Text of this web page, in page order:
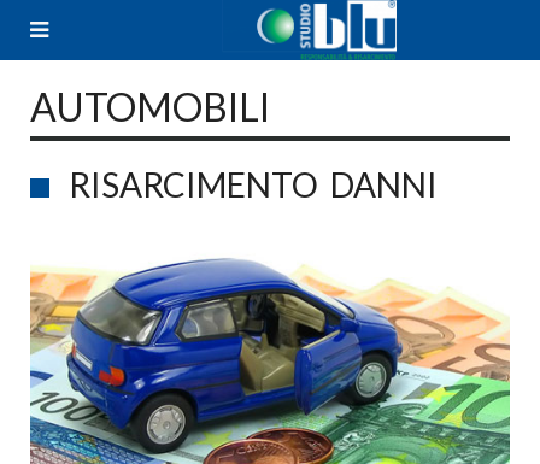
AUTOMOBILI
RISARCIMENTO DANNI